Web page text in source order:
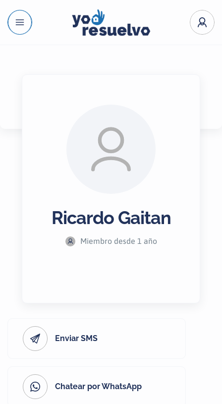
Ricardo Gaitan
Miembro desde 1 año
Enviar SMS
Chatear por WhatsApp